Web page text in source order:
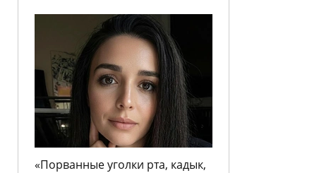
«Порванные уголки рта, кадык,